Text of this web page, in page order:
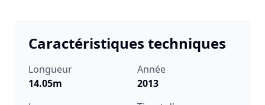
Caractéristiques techniques
Longueur
14.05m
Année
2013